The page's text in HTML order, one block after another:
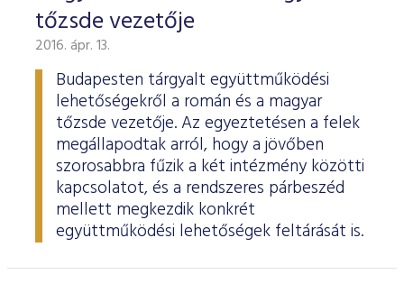
tőzsde vezetője
2016. ápr. 13.
Budapesten tárgyalt együttműködési
lehetőségekről a román és a magyar
tőzsde vezetője. Az egyeztetésen a felek
megállapodtak arról, hogy a jövőben
szorosabbra fűzik a két intézmény közötti
kapcsolatot, és a rendszeres párbeszéd
mellett megkezdik konkrét
együttműködési lehetőségek feltárását is.